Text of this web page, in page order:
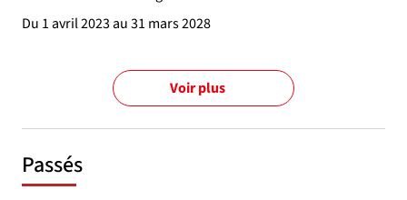
Du 1 avril 2023 au 31 mars 2028
Voir plus
Passés